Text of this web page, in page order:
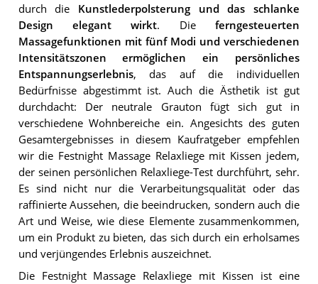
durch die Kunstlederpolsterung und das schlanke
Design elegant wirkt. Die ferngesteuerten
Massagefunktionen mit fünf Modi und verschiedenen
Intensitätszonen ermöglichen ein persönliches
Entspannungserlebnis, das auf die individuellen
Bedürfnisse abgestimmt ist. Auch die Ästhetik ist gut
durchdacht: Der neutrale Grauton fügt sich gut in
verschiedene Wohnbereiche ein. Angesichts des guten
Gesamtergebnisses in diesem Kaufratgeber empfehlen
wir die Festnight Massage Relaxliege mit Kissen jedem,
der seinen persönlichen Relaxliege-Test durchführt, sehr.
Es sind nicht nur die Verarbeitungsqualität oder das
raffinierte Aussehen, die beeindrucken, sondern auch die
Art und Weise, wie diese Elemente zusammenkommen,
um ein Produkt zu bieten, das sich durch ein erholsames
und verjüngendes Erlebnis auszeichnet.
Die Festnight Massage Relaxliege mit Kissen ist eine